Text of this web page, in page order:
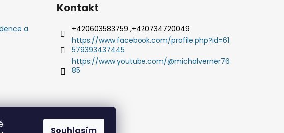
Souhlasím
a
Kontakt
+420603583759 ,+420734720049
https://www.facebook.com/profile.php?id=61
579393437445
https://www.youtube.com/@michalverner76
85